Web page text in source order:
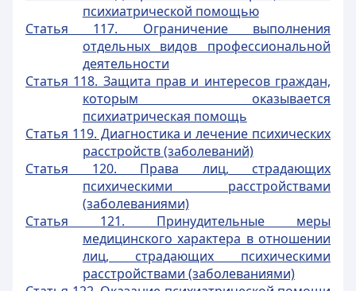
психиатрической помощью
Статья 117. Ограничение выполнения
отдельных видов профессиональной
деятельности
Статья 118. Защита прав и интересов граждан,
которым оказывается
психиатрическая помощь
Статья 119. Диагностика и лечение психических
расстройств (заболеваний)
Статья 120. Права лиц, страдающих
психическими расстройствами
(заболеваниями)
Статья 121. Принудительные меры
медицинского характера в отношении
лиц, страдающих психическими
расстройствами (заболеваниями)